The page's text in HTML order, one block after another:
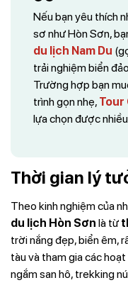
Nếu bạn yêu thích
sơ như Hòn Sơn,
du lịch Nam Du
trải nghiệm biển
Trường hợp bạn
trình gọn nhẹ, Tour
lựa chọn được
Thời gian lý
Theo kinh nghiệm của
du lịch Hòn Sơn là từ
trời nắng đẹp, biển êm,
tàu và tham gia các
ngắm san hô, trekking